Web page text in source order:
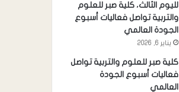
لليوم الثالث، كلية صبر للعلوم
والتربية تواصل فعاليات أسبوع
الجودة العالمي
يناير 6, 2026
كلية صبر للعلوم والتربية تواصل
فعاليات أسبوع الجودة
العالمي